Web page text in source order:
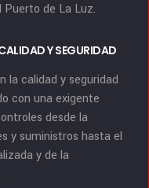
Puerto de La Luz.
Y SEGURIDAD
la calidad y seguridad
con una exigente
desde la
y suministros hasta el
y de la